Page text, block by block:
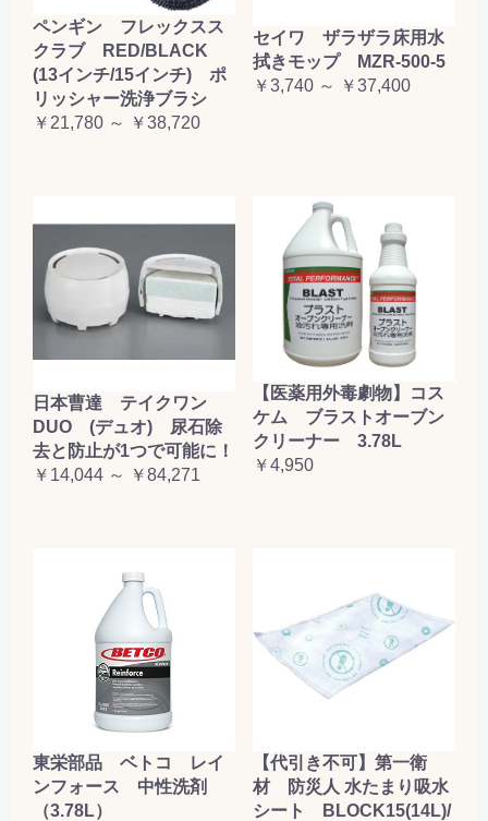
ペンギン フレックスス
クラブ RED/BLACK
(13インチ/15インチ) ポ
リッシャー洗浄ブラシ
￥21,780 ～ ￥38,720
セイワ ザラザラ床用水
拭きモップ MZR-500-5
￥3,740 ～ ￥37,400
日本曹達 テイクワン
DUO (デュオ) 尿石除
去と防止が1つで可能に！
￥14,044 ～ ￥84,271
【医薬用外毒劇物】コス
ケム ブラストオーブン
クリーナー 3.78L
￥4,950
東栄部品 ベトコ レイ
ンフォース 中性洗剤
（3.78L）
【代引き不可】第一衛
材 防災人 水たまり吸水
シート BLOCK15(14L)/